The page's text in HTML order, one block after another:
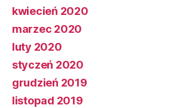
kwiecień 2020
marzec 2020
luty 2020
styczeń 2020
grudzień 2019
listopad 2019